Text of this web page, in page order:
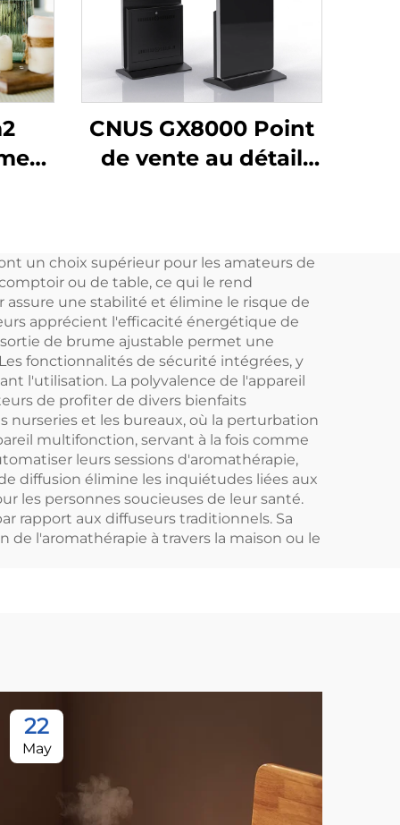
CNUS GX8000 Point
de vente au détail
professionnel
Système de parfum
Kiosque d'affichage
à écran tactile LCD
un choix supérieur pour les amateurs de
ou de table, ce qui le rend
une stabilité et élimine le risque de
apprécient l'efficacité énergétique de
de brume ajustable permet une
fonctionnalités de sécurité intégrées, y
l'utilisation. La polyvalence de l'appareil
de profiter de divers bienfaits
nurseries et les bureaux, où la perturbation
multifonction, servant à la fois comme
leurs sessions d'aromathérapie,
diffusion élimine les inquiétudes liées aux
les personnes soucieuses de leur santé.
rapport aux diffuseurs traditionnels. Sa
l'aromathérapie à travers la maison ou le
22
May